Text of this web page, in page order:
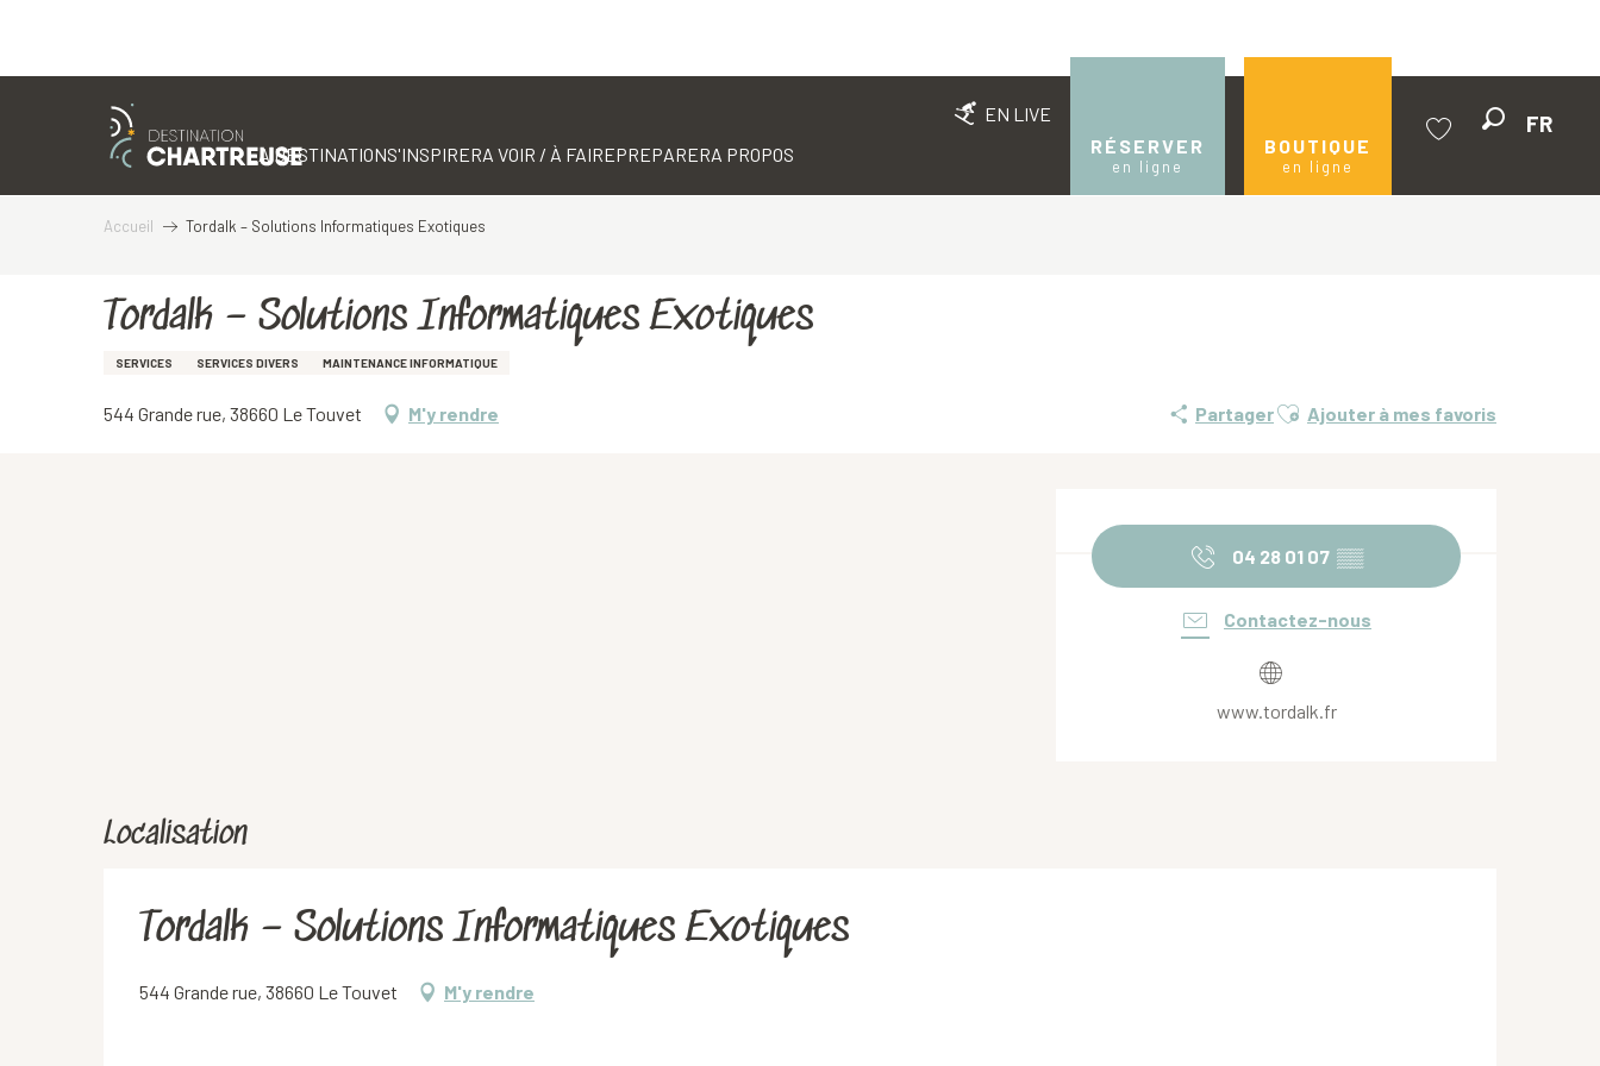
EN LIVE
RÉSERVER
en ligne
BOUTIQUE
en ligne
FR
LA DESTINATIONS'INSPIRERA VOIR / À FAIREPREPARERA PROPOS
Accueil Tordalk – Solutions Informatiques Exotiques
Tordalk – Solutions Informatiques Exotiques
SERVICES SERVICES DIVERS MAINTENANCE INFORMATIQUE
544 Grande rue, 38660 Le Touvet M'y rendre PartagerAjouter aux favoris
Ajouter à mes favoris
Ouverture et coordonnées
04 28 01 07 ▒▒
Contactez-nous
www.tordalk.fr
Localisation
Tordalk – Solutions Informatiques Exotiques
544 Grande rue, 38660 Le Touvet M'y rendre